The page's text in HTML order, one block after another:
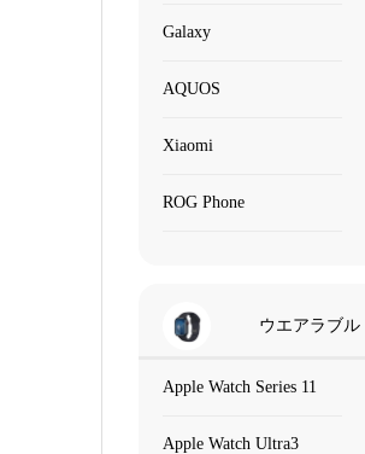
Galaxy
AQUOS
Xiaomi
ROG Phone
ウエアラブル
Apple Watch Series 11
Apple Watch Ultra3